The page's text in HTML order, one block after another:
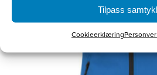
Tilpass
Cookieerklæring
Alternativene
velges